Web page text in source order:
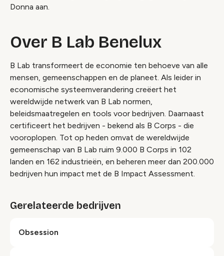
Donna aan.
Over B Lab Benelux
B Lab transformeert de economie ten behoeve van alle
mensen, gemeenschappen en de planeet. Als leider in
economische systeemverandering creëert het
wereldwijde netwerk van B Lab normen,
beleidsmaatregelen en tools voor bedrijven. Daarnaast
certificeert het bedrijven - bekend als B Corps - die
vooroplopen. Tot op heden omvat de wereldwijde
gemeenschap van B Lab ruim 9.000 B Corps in 102
landen en 162 industrieën, en beheren meer dan 200.000
bedrijven hun impact met de B Impact Assessment.
Gerelateerde bedrijven
Obsession